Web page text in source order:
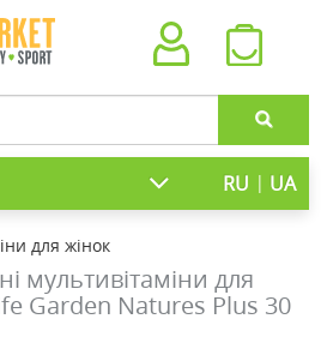
RU | UA
для жінок
мультивітаміни для
Garden Natures Plus 30